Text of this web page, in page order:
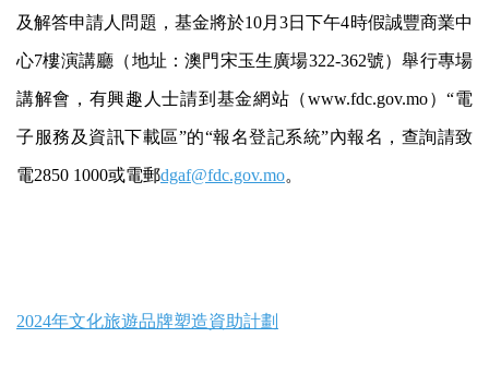
及解答申請人問題，基金將於10月3日下午4時假誠豐商業中
心7樓演講廳（地址：澳門宋玉生廣場322-362號）舉行專場
講解會，有興趣人士請到基金網站（www.fdc.gov.mo）“電
子服務及資訊下載區”的“報名登記系統”內報名，查詢請致
電2850 1000或電郵dgaf@fdc.gov.mo。
2024年文化旅遊品牌塑造資助計劃